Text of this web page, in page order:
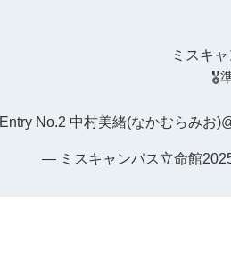
ミスキ
🎖️
Entry No.2 中村美緒(なかむらみお)
— ミスキャンパス立命館